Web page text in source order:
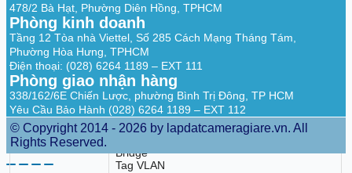
Cloud Service
OTA Firmware Upgrade
TP-Link ID
DDNS
NAT
Forwarding
Port Forwarding
Port Triggering
DMZ
UPnP
IPTV
IGMP Proxy
Bridge
Tag VLAN
478/2 Bà Hạt, Phường Diên Hồng, TPHCM
Phòng kinh doanh
Tầng 12 Tòa nhà Viettel, Số 285 Cách Mạng Tháng Tám,
Phường Hòa Hưng, TPHCM
Điện thoại: (028) 6264 1189 – EXT 111
Phòng giao nhận hàng
338/162/6E Chiến Lược, phường Bình Trị Đông, TP HCM
Yêu Cầu Bảo Hành (028) 6264 1189 – EXT 112
© Copyright 2014 - 2026 by lapdatcameragiare.vn. All
Rights Reserved.